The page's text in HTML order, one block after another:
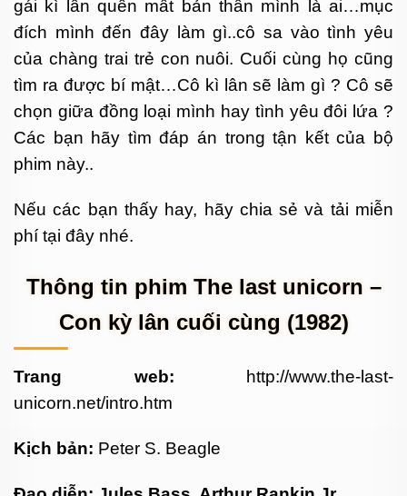
gái kì lân quên mất bản thân mình là ai…mục
đích mình đến đây làm gì..cô sa vào tình yêu
của chàng trai trẻ con nuôi. Cuối cùng họ cũng
tìm ra được bí mật…Cô kì lân sẽ làm gì ? Cô sẽ
chọn giữa đồng loại mình hay tình yêu đôi lứa ?
Các bạn hãy tìm đáp án trong tận kết của bộ
phim này..
Nếu các bạn thấy hay, hãy chia sẻ và tải miễn
phí tại đây nhé.
Thông tin phim The last unicorn –
Con kỳ lân cuối cùng (1982)
Trang web: http://www.the-last-
unicorn.net/intro.htm
Kịch bản: Peter S. Beagle